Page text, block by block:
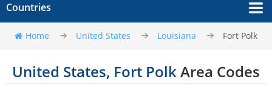
Countries
Home United States Louisiana Fort Polk
United States, Fort PolkArea Codes